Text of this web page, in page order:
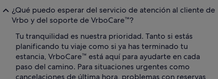
¿Qué puedo esperar del servicio de atención al cliente de
Vrbo y del soporte de VrboCare™?
Tu tranquilidad es nuestra prioridad. Tanto si estás
planificando tu viaje como si ya has terminado tu
estancia, VrboCare™ está aquí para ayudarte en cada
paso del camino. Para situaciones urgentes como